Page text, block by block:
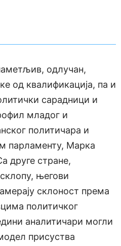
одлучан,
од квалификација, па и
сарадници и
младог и
политичара и
парламенту, Марка
друге стране,
његови
склоност према
политичког
аналитичари могли
присуства